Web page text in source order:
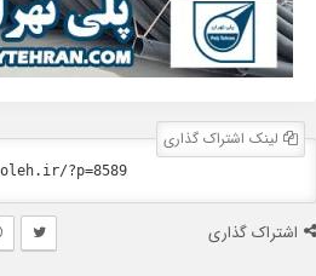
لینک اشتراک گذاری
اشتراک گذاری